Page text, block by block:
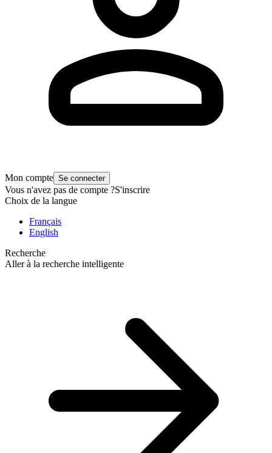
Mon compte Se connecter
Vous n'avez pas de compte ?S'inscrire
Choix de la langue
Français
English
Recherche
Aller à la recherche intelligente